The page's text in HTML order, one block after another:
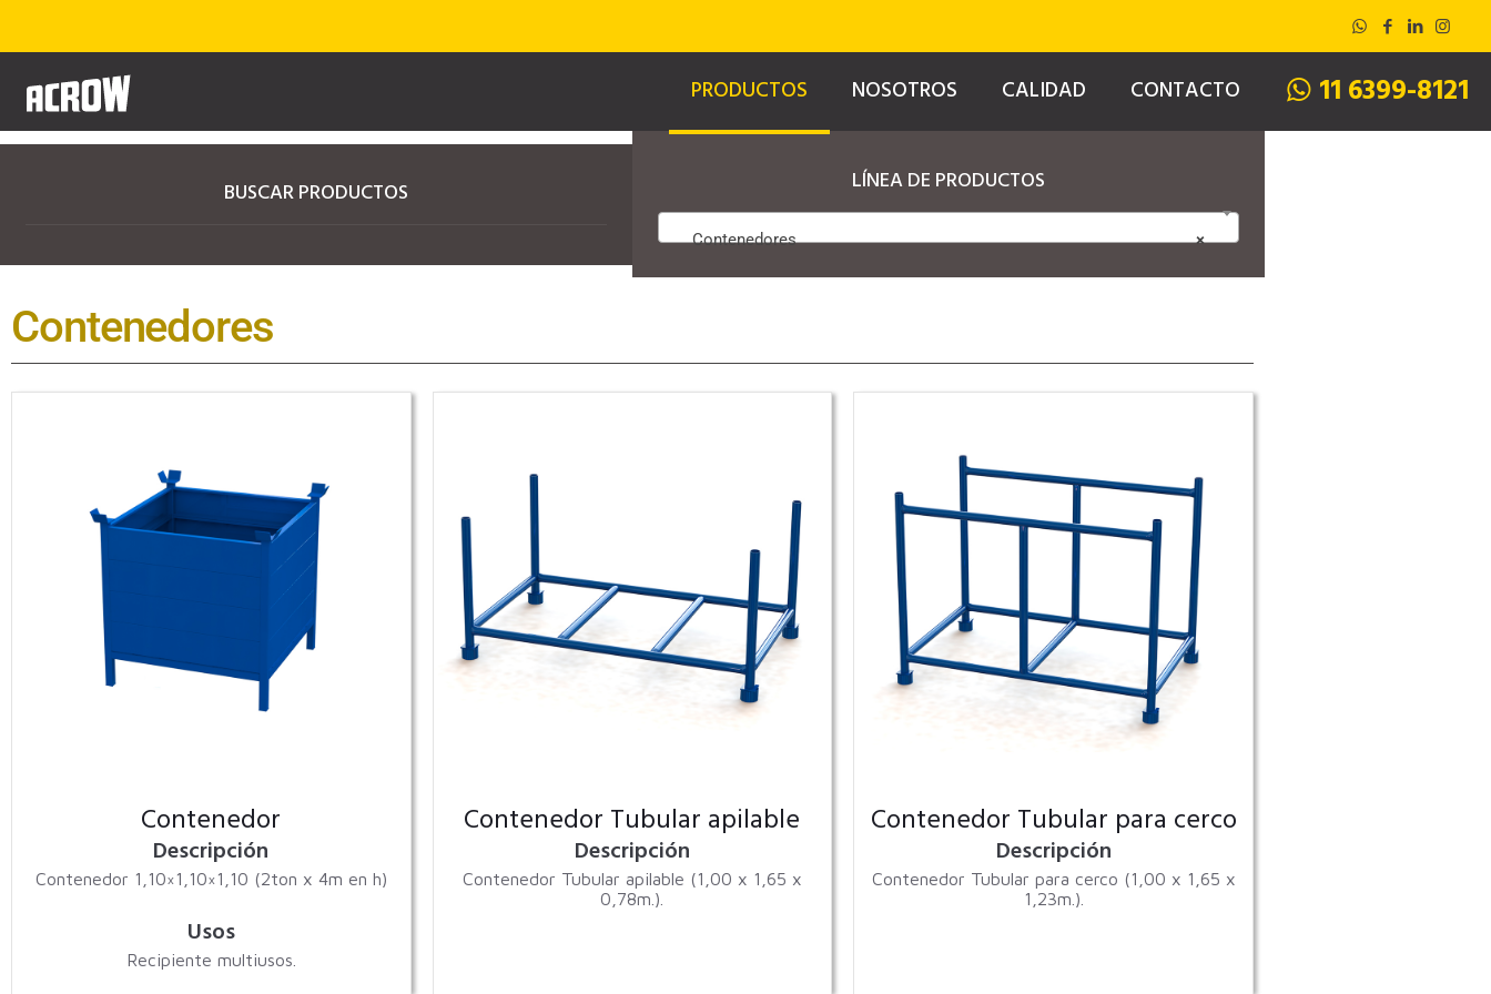
PRODUCTOS NOSOTROS CALIDAD CONTACTO 11 6399-8121
BUSCAR PRODUCTOS LÍNEA DE PRODUCTOS
×
Contenedores
Contenedores
Contenedor
Descripción
Contenedor 1,10×1,10×1,10 (2ton x 4m en h)
Usos
Recipiente multiusos.
Contenedor Tubular apilable
Descripción
Contenedor Tubular apilable (1,00 x 1,65 x
0,78m.).
Contenedor Tubular para cerco
Descripción
Contenedor Tubular para cerco (1,00 x 1,65 x
1,23m.).